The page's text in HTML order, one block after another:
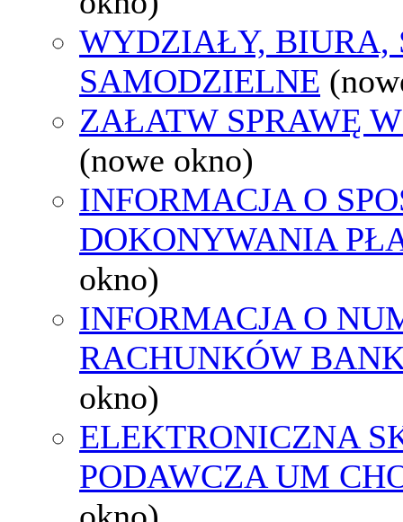
WYDZIAŁY, BIURA,
SAMODZIELNE
ZAŁATW SPRAWĘ
(nowe okno)
INFORMACJA O
DOKONYWANIA
okno)
INFORMACJA O
RACHUNKÓW
okno)
ELEKTRONICZNA
PODAWCZA UM